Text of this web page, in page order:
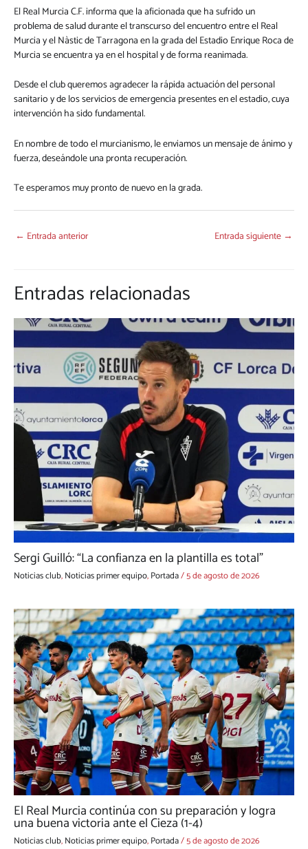
El Real Murcia C.F. informa que la aficionada que ha sufrido un
problema de salud durante el transcurso del encuentro entre el Real
Murcia y el Nàstic de Tarragona en la grada del Estadio Enrique Roca de
Murcia se encuentra ya en el hospital y de forma reanimada.
Desde el club queremos agradecer la rápida actuación del personal
sanitario y de los servicios de emergencia presentes en el estadio, cuya
intervención ha sido fundamental.
En nombre de todo el murcianismo, le enviamos un mensaje de ánimo y
fuerza, deseándole una pronta recuperación.
Te esperamos muy pronto de nuevo en la grada.
← Entrada anterior Entrada siguiente →
Entradas relacionadas
Sergi Guilló: “La confianza en la plantilla es total”
Noticias club,Noticias primer equipo,Portada/5 de agosto de 2026
El Real Murcia continúa con su preparación y logra
una buena victoria ante el Cieza (1-4)
Noticias club,Noticias primer equipo,Portada/5 de agosto de 2026